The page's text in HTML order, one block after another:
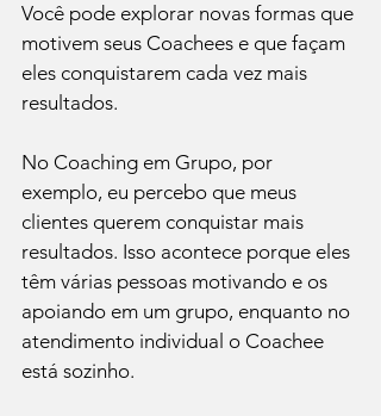
Você pode explorar novas formas que
motivem seus Coachees e que façam
eles conquistarem cada vez mais
resultados.
No Coaching em Grupo, por
exemplo, eu percebo que meus
clientes querem conquistar mais
resultados. Isso acontece porque eles
têm várias pessoas motivando e os
apoiando em um grupo, enquanto no
atendimento individual o Coachee
está sozinho.